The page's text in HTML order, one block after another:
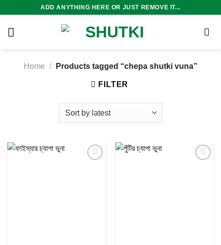
content
ADD ANYTHING HERE OR JUST REMOVE IT...
Home / Products tagged “chepa shutki vuna”
FILTER